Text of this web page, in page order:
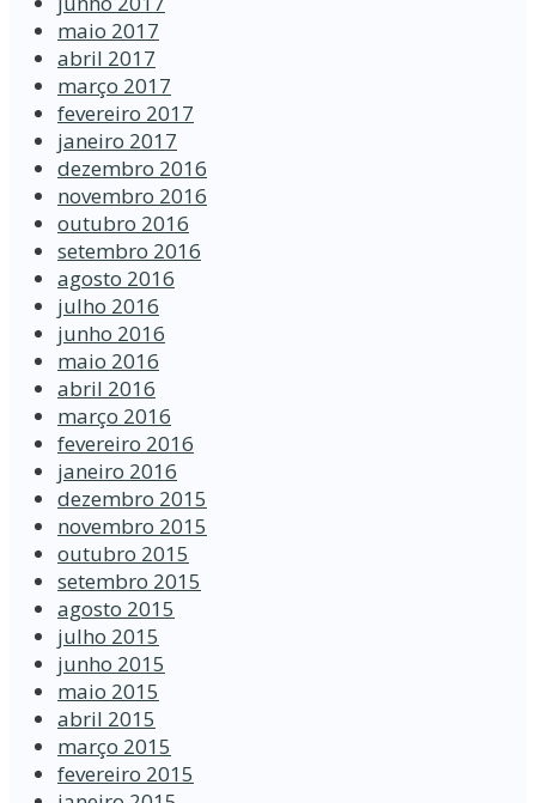
maio 2017
abril 2017
março 2017
fevereiro 2017
janeiro 2017
dezembro 2016
novembro 2016
outubro 2016
setembro 2016
agosto 2016
julho 2016
junho 2016
maio 2016
abril 2016
março 2016
fevereiro 2016
janeiro 2016
dezembro 2015
novembro 2015
outubro 2015
setembro 2015
agosto 2015
julho 2015
junho 2015
maio 2015
abril 2015
março 2015
fevereiro 2015